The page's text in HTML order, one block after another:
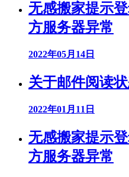
无感搬家提示
方服务器异常
2022年05月14日
关于邮件阅读
2022年01月11日
无感搬家提示
方服务器异常